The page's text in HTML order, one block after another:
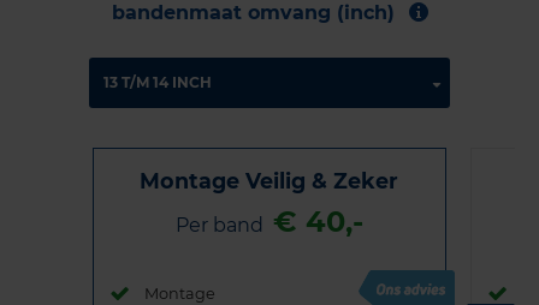
bandenmaat omvang (inch)
Montage Veilig & Zeker
Per band € 40,-
Montage